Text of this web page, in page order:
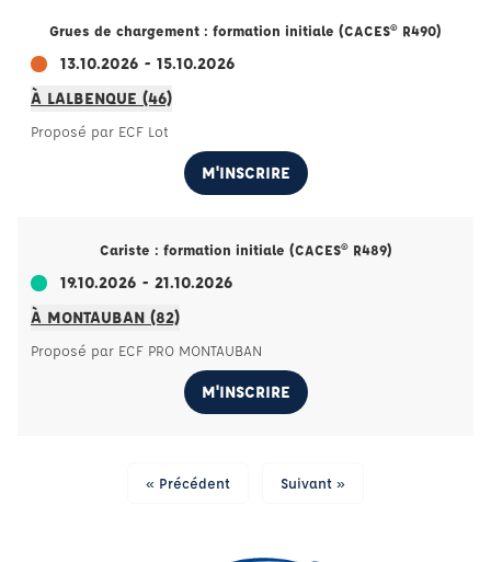
Grues de chargement : formation initiale (CACES® R490)
13.10.2026 - 15.10.2026
À LALBENQUE (46)
Proposé par ECF Lot
M'INSCRIRE
Cariste : formation initiale (CACES® R489)
19.10.2026 - 21.10.2026
À MONTAUBAN (82)
Proposé par ECF PRO MONTAUBAN
M'INSCRIRE
« Précédent Suivant »